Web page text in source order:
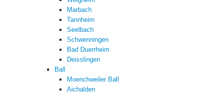
Marbach
Tannheim
Seelbach
Schwenningen
Bad Duerrheim
Deisslingen
Ball
Moenchweiler Ball
Aichalden